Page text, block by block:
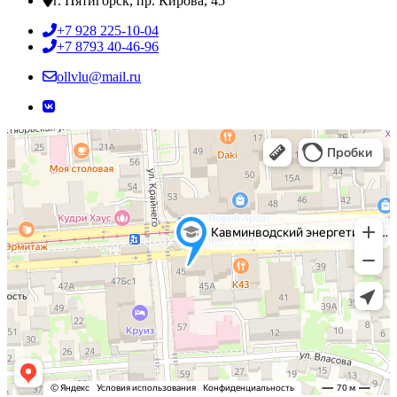
+7 928 225-10-04
+7 8793 40-46-96
ollvlu@mail.ru